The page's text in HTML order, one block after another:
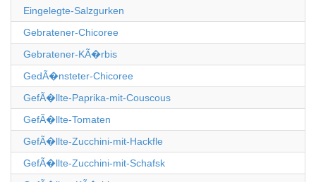
Eingelegte-Salzgurken
Gebratener-Chicoree
Gebratener-KÃ�rbis
GedÃ�nsteter-Chicoree
GefÃ�llte-Paprika-mit-Couscous
GefÃ�llte-Tomaten
GefÃ�llte-Zucchini-mit-Hackfle
GefÃ�llte-Zucchini-mit-Schafsk